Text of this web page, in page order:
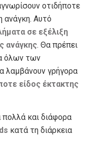
οτιδήποτε
ανάγκη. Αυτό
σε εξέλιξη
ανάγκης. Θα πρέπει
όλων των
λαμβάνουν γρήγορα
είδος έκτακτης
πολλά και διάφορα
κατά τη διάρκεια